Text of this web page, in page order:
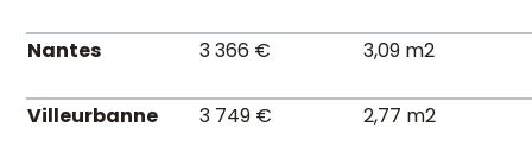
Nantes 3 366 € 3,09 m2
Villeurbanne 3 749 € 2,77 m2